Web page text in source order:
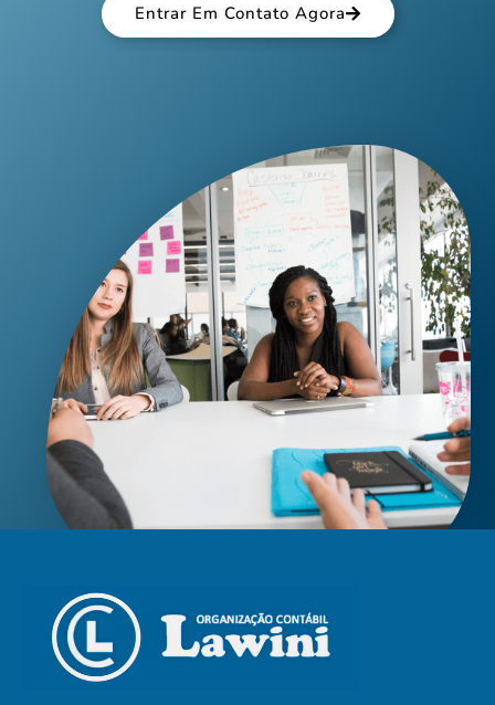
Entrar Em Contato Agora